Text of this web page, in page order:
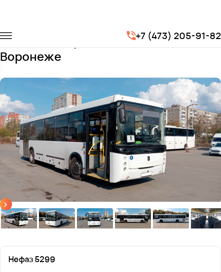
+7 (473) 205-91-82
Нефаз 5299
Заказать Нефаз с водителем в
Воронеже
Нефаз 5299